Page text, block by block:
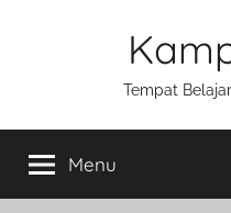
Tempat
Menu